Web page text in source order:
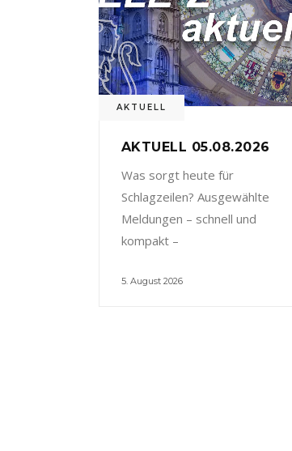
AKTUELL
AKTUELL 05.08.2026
Was sorgt heute für
Schlagzeilen? Ausgewählte
Meldungen – schnell und
kompakt –
5. August 2026